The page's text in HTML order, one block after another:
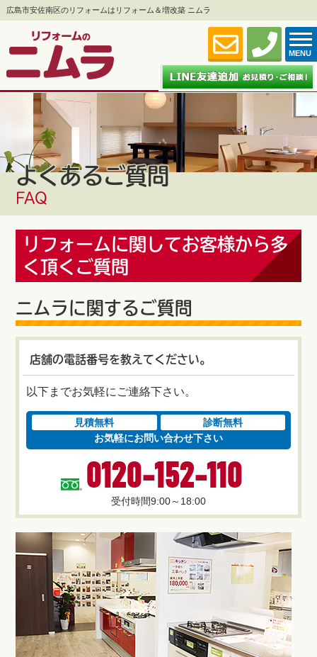
広島市安佐南区のリフォームはリフォーム＆増改築 ニムラ
MENU
よくあるご質問
FAQ
リフォームに関してお客様から多
く頂くご質問
ニムラに関するご質問
店舗の電話番号を教えてください。
以下までお気軽にご連絡下さい。
見積無料
診断無料
お気軽にお問い合わせ下さい
0120-152-110
受付時間9:00～18:00